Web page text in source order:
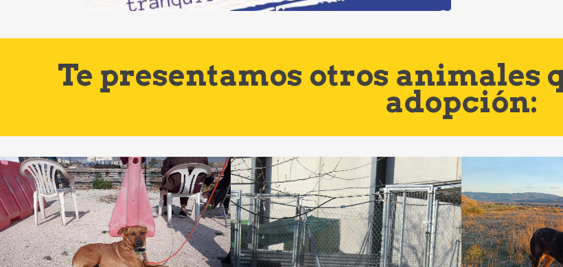
Te presentamos otros animales
adopción: